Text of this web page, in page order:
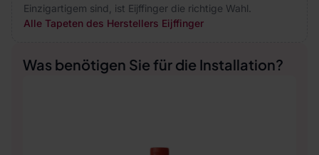
Einzigartigem sind, ist Eijffinger die richtige Wahl.
Alle Tapeten des Herstellers Eijffinger
Was benötigen Sie für die Installation?